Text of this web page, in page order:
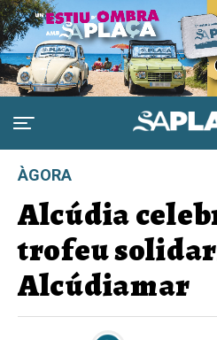
ÀGORA
Alcúdia
trofeu
Alcúdiamar